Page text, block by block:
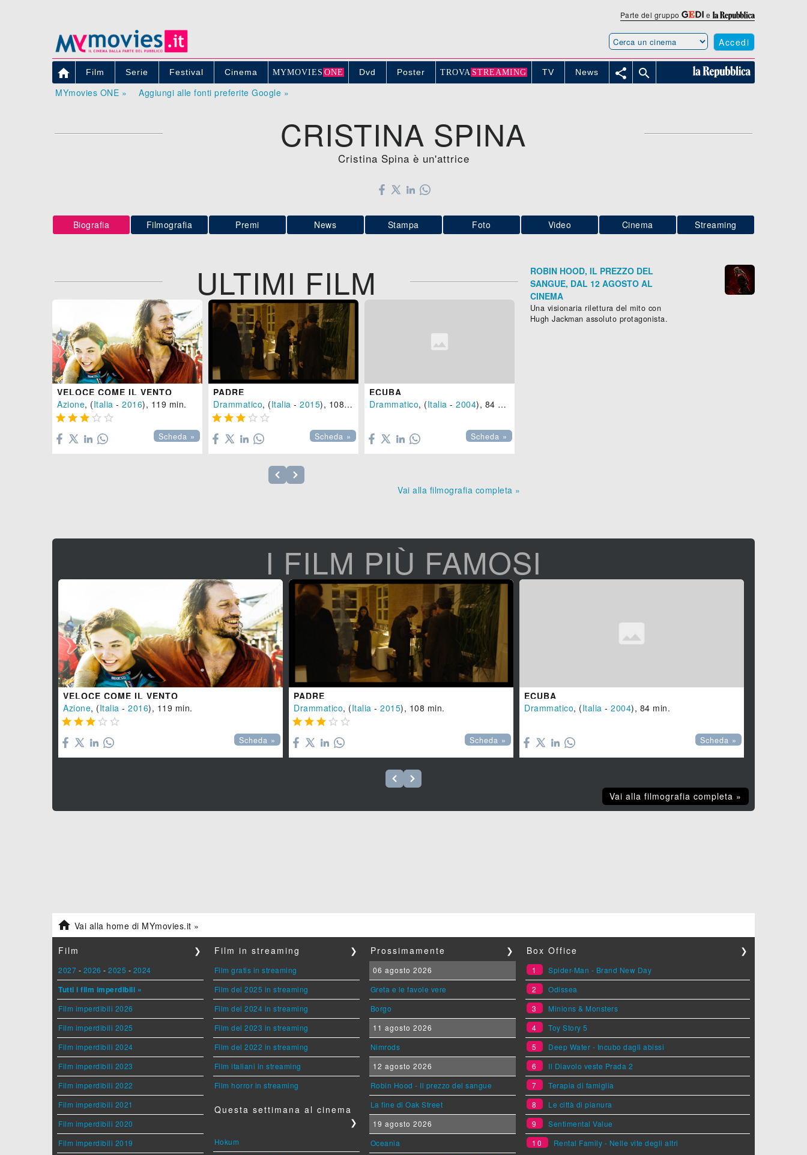
Parte del gruppo e
Accedi
 Film Serie Festival Cinema MYMOVIE S ONE Dvd Poster TROVA STREAMING TV News  
MYmovies ONE » Aggiungi alle fonti preferite Google »
CRISTINA SPINA
Cristina Spina è un'attrice
Biografia Filmografia Premi News Stampa Foto Video Cinema Streaming
ULTIMI FILM
VELOCE COME IL VENTO
Azione, (Italia - 2016), 119 min.
    
Scheda »
PADRE
Drammatico, (Italia - 2015), 108 min.
    
Scheda »
ECUBA
Drammatico, (Italia - 2004), 84 min.
Scheda »
Vai alla filmografia completa »
ROBIN HOOD, IL PREZZO DEL
SANGUE, DAL 12 AGOSTO AL
CINEMA
Una visionaria rilettura del mito con
Hugh Jackman assoluto protagonista.
I FILM PIÙ FAMOSI
VELOCE COME IL VENTO
Azione, (Italia - 2016), 119 min.
    
Scheda »
PADRE
Drammatico, (Italia - 2015), 108 min.
    
Scheda »
ECUBA
Drammatico, (Italia - 2004), 84 min.
Scheda »
Vai alla filmografia completa »
 Vai alla home di MYmovies.it »
Film ❯
2027 - 2026 - 2025 - 2024
Tutti i film imperdibili »
Film imperdibili 2026
Film imperdibili 2025
Film imperdibili 2024
Film imperdibili 2023
Film imperdibili 2022
Film imperdibili 2021
Film imperdibili 2020
Film imperdibili 2019
Film in streaming ❯
Film gratis in streaming
Film del 2025 in streaming
Film del 2024 in streaming
Film del 2023 in streaming
Film del 2022 in streaming
Film italiani in streaming
Film horror in streaming
Questa settimana al cinema
❯
Hokum
Prossimamente ❯
06 agosto 2026
Greta e le favole vere
Borgo
11 agosto 2026
Nimrods
12 agosto 2026
Robin Hood - Il prezzo del sangue
La fine di Oak Street
19 agosto 2026
Oceania
Box Office ❯
1
Spider-Man - Brand New Day
2
Odissea
3
Minions & Monsters
4
Toy Story 5
5
Deep Water - Incubo dagli abissi
6
Il Diavolo veste Prada 2
7
Terapia di famiglia
8
Le città di pianura
9
Sentimental Value
10
Rental Family - Nelle vite degli altri